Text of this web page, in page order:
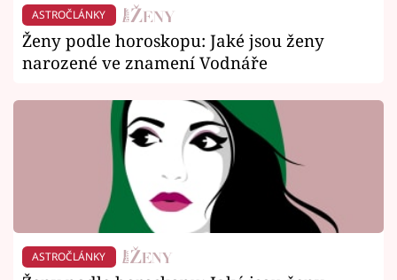
ASTROČLÁNKY
Ženy podle horoskopu: Jaké jsou ženy
narozené ve znamení Vodnáře
ASTROČLÁNKY